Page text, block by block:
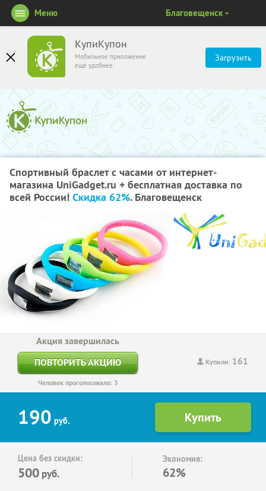
КупиКупон
Мобильное приложение
ещё удобнее
Загрузить
Меню Благовещенск
Спортивный браслет с часами от интернет-
магазина UniGadget.ru + бесплатная доставка по
всей России! Скидка 62%. Благовещенск
Купили: 161
Акция завершилась
ПОВТОРИТЬ АКЦИЮ
Человек проголосовало: 3
190 руб.
Цена без скидки:
500 руб.
Экономия:
62%